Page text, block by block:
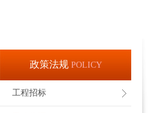
政策法规 POLICY
工程招标